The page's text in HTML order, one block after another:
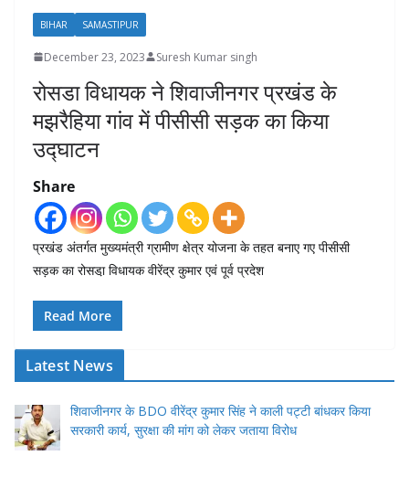
BIHAR SAMASTIPUR
December 23, 2023 Suresh Kumar singh
रोसडा विधायक ने शिवाजीनगर प्रखंड के
मझरैहिया गांव में पीसीसी सड़क का किया
उद्घाटन
Share
प्रखंड अंतर्गत मुख्यमंत्री ग्रामीण क्षेत्र योजना के तहत बनाए गए पीसीसी
सड़क का रोसडा़ विधायक वीरेंद्र कुमार एवं पूर्व प्रदेश
Read More
Latest News
शिवाजीनगर के BDO वीरेंद्र कुमार सिंह ने काली पट्टी बांधकर किया
सरकारी कार्य, सुरक्षा की मांग को लेकर जताया विरोध